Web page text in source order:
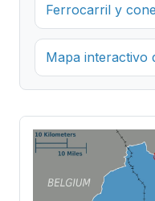
Ferrocarril y
Mapa interactivo